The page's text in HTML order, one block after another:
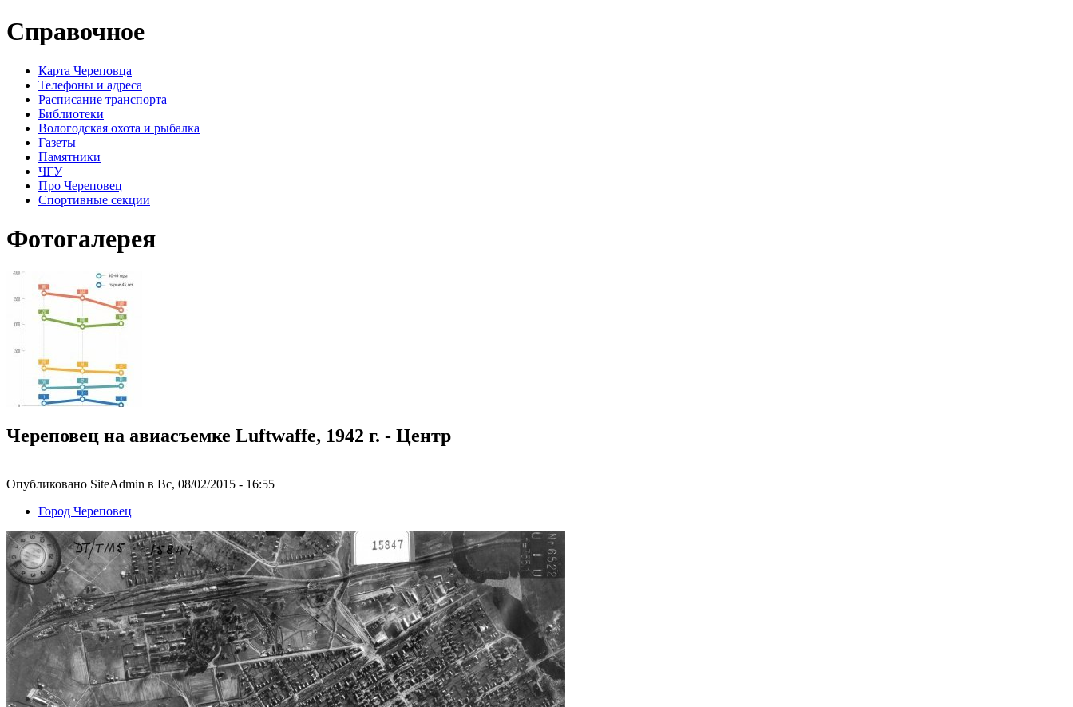
Справочное
Карта Череповца
Телефоны и адреса
Расписание транспорта
Библиотеки
Вологодская охота и рыбалка
Газеты
Памятники
ЧГУ
Про Череповец
Спортивные секции
Фотогалерея
Череповец на авиасъемке Luftwaffe, 1942 г. - Центр
Опубликовано SiteAdmin в Вс, 08/02/2015 - 16:55
Город Череповец